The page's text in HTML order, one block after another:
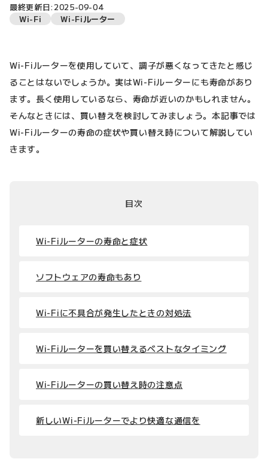
最終更新日:2025-09-04
Wi-Fi
Wi-Fiルーター
Wi-Fiルーターを使用していて、調子が悪くなってきたと感じ
ることはないでしょうか。実はWi-Fiルーターにも寿命があり
ます。長く使用しているなら、寿命が近いのかもしれません。
そんなときには、買い替えを検討してみましょう。本記事では
Wi-Fiルーターの寿命の症状や買い替え時について解説してい
きます。
目次
Wi-Fiルーターの寿命と症状
ソフトウェアの寿命もあり
Wi-Fiに不具合が発生したときの対処法
Wi-Fiルーターを買い替えるベストなタイミング
Wi-Fiルーターの買い替え時の注意点
新しいWi-Fiルーターでより快適な通信を